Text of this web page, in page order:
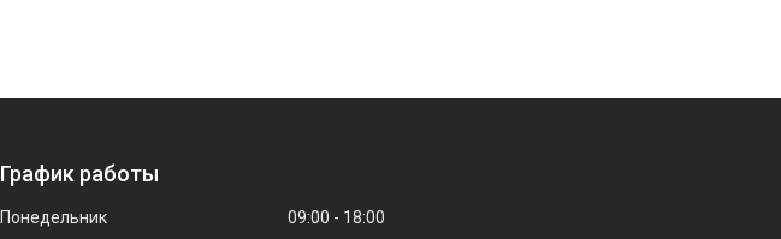
График работы
Понедельник 09:00
18:00